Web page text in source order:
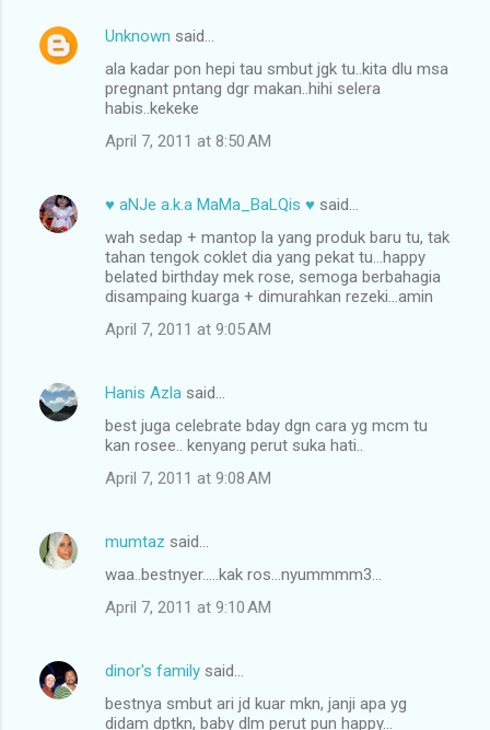
C
n
t
Unknown said…
ala kadar pon hepi tau smbut jgk tu..kita dlu msa
pregnant pntang dgr makan..hihi selera
habis..kekeke
April 7, 2011 at 8:50 AM
♥ aNJe a.k.a MaMa_BaLQis ♥ said…
wah sedap + mantop la yang produk baru tu, tak
tahan tengok coklet dia yang pekat tu...happy
belated birthday mek rose, semoga berbahagia
disampaing kuarga + dimurahkan rezeki...amin
April 7, 2011 at 9:05 AM
Hanis Azla said…
best juga celebrate bday dgn cara yg mcm tu
kan rosee.. kenyang perut suka hati..
April 7, 2011 at 9:08 AM
mumtaz said…
waa..bestnyer.....kak ros...nyummmm3...
April 7, 2011 at 9:10 AM
dinor's family said…
bestnya smbut ari jd kuar mkn, janji apa yg
didam dptkn, baby dlm perut pun happy...